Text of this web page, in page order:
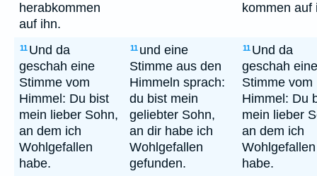
herabkommen
auf ihn.
kommen auf
11 Und da
geschah eine
Stimme vom
Himmel: Du bist
mein lieber Sohn,
an dem ich
Wohlgefallen
habe.
11 und eine
Stimme aus den
Himmeln sprach:
du bist mein
geliebter Sohn,
an dir habe ich
Wohlgefallen
gefunden.
11 Und da
geschah eine
Stimme vom
Himmel: Du
mein lieber
an dem ich
Wohlgefallen
habe.